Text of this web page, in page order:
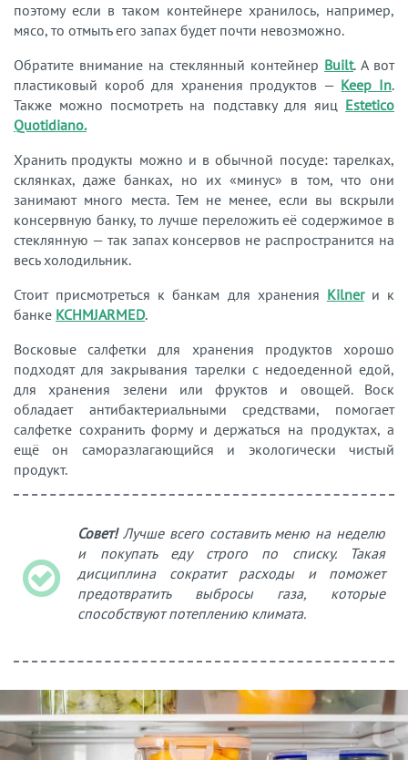
поэтому если в таком контейнере хранилось, например,
мясо, то отмыть его запах будет почти невозможно.
Обратите внимание на стеклянный контейнер Built. А вот
пластиковый короб для хранения продуктов — Keep In.
Также можно посмотреть на подставку для яиц Estetico
Quotidiano.
Хранить продукты можно и в обычной посуде: тарелках,
склянках, даже банках, но их «минус» в том, что они
занимают много места. Тем не менее, если вы вскрыли
консервную банку, то лучше переложить её содержимое в
стеклянную — так запах консервов не распространится на
весь холодильник.
Стоит присмотреться к банкам для хранения Kilnerи к
банке KCHMJARMED.
Восковые салфетки для хранения продуктов хорошо
подходят для закрывания тарелки с недоеденной едой,
для хранения зелени или фруктов и овощей. Воск
обладает антибактериальными средствами, помогает
салфетке сохранить форму и держаться на продуктах, а
ещё он саморазлагающийся и экологически чистый
продукт.
Совет!Лучше всего составить меню на неделю
и покупать еду строго по списку. Такая
дисциплина сократит расходы и поможет
предотвратить выбросы газа, которые
способствуют потеплению климата.